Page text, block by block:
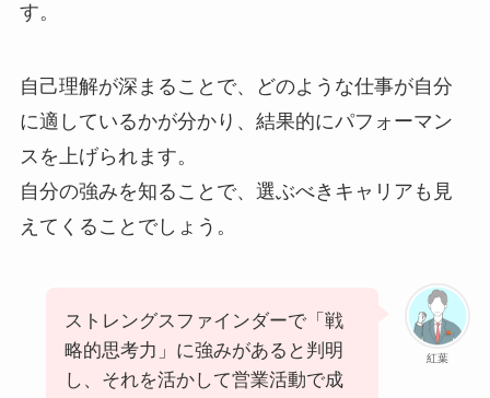
す。
自己理解が深まることで、どのような仕事が自分
に適しているかが分かり、結果的にパフォーマン
スを上げられます。
自分の強みを知ることで、選ぶべきキャリアも見
えてくることでしょう。
紅葉
ストレングスファインダーで「戦
略的思考力」に強みがあると判明
し、それを活かして営業活動で成